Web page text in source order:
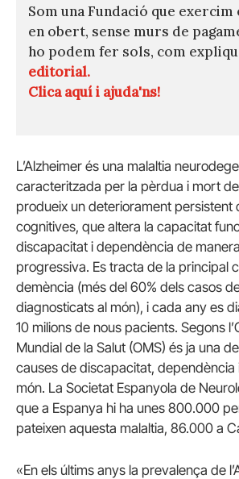
Som una Fundació que
en obert, sense murs de
ho podem fer sols, com
editorial.
Clica aquí i ajuda'ns!
L’Alzheimer és una malaltia
caracteritzada per la pèrdua i mort
produeix un deteriorament persistent
cognitives, que altera la capacitat
discapacitat i dependència de
progressiva. Es tracta de la principal
demència (més del 60% dels casos
diagnosticats al món), i cada any es
10 milions de nous pacients. Segons
Mundial de la Salut (OMS) és ja una
causes de discapacitat, dependència
món. La Societat Espanyola de
que a Espanya hi ha unes 800.000
pateixen aquesta malaltia, 86.000 a
«En els últims anys la prevalença de